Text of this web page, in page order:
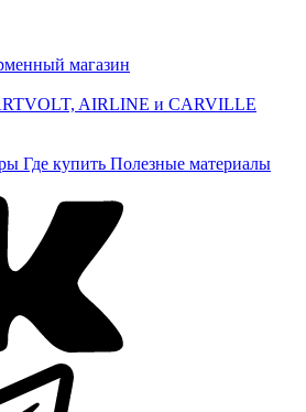
магазин
AIRLINE и CARVILLE
Где купить Полезные материалы